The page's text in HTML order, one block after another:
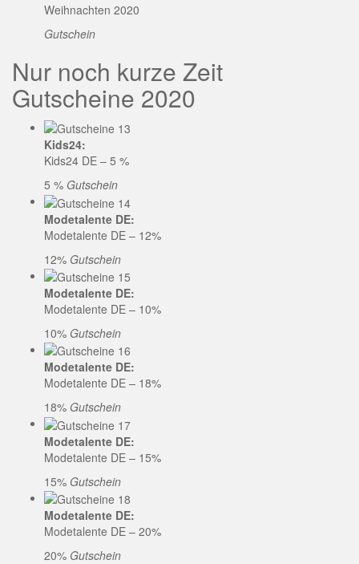
Weihnachten 2020
Gutschein
Nur noch kurze Zeit
Gutscheine 2020
Kids24:
Kids24 DE – 5 %
5 % Gutschein
Modetalente DE:
Modetalente DE – 12%
12% Gutschein
Modetalente DE:
Modetalente DE – 10%
10% Gutschein
Modetalente DE:
Modetalente DE – 18%
18% Gutschein
Modetalente DE:
Modetalente DE – 15%
15% Gutschein
Modetalente DE:
Modetalente DE – 20%
20% Gutschein